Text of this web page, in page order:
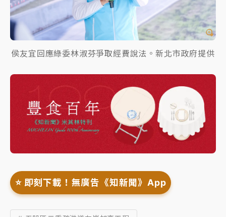
侯友宜回應綠委林淑芬爭取經費說法。新北市政府提供
⭐️ 即刻下載！無廣告《知新聞》App